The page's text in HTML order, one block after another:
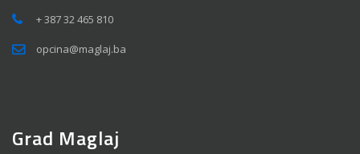
+ 387 32 465 810
opcina@maglaj.ba
Grad Maglaj